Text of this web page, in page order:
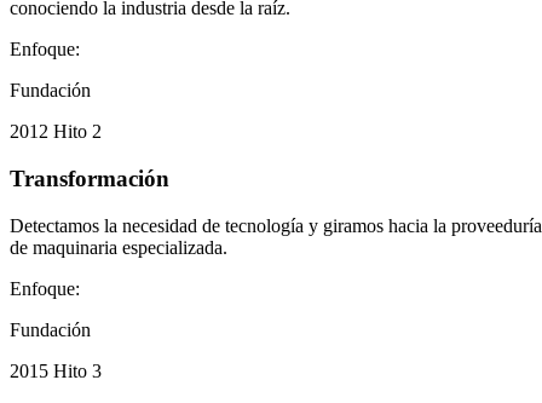
conociendo la industria desde la raíz.
Enfoque:
Fundación
2012 Hito 2
Transformación
Detectamos la necesidad de tecnología y giramos hacia la proveeduría
de maquinaria especializada.
Enfoque:
Fundación
2015 Hito 3